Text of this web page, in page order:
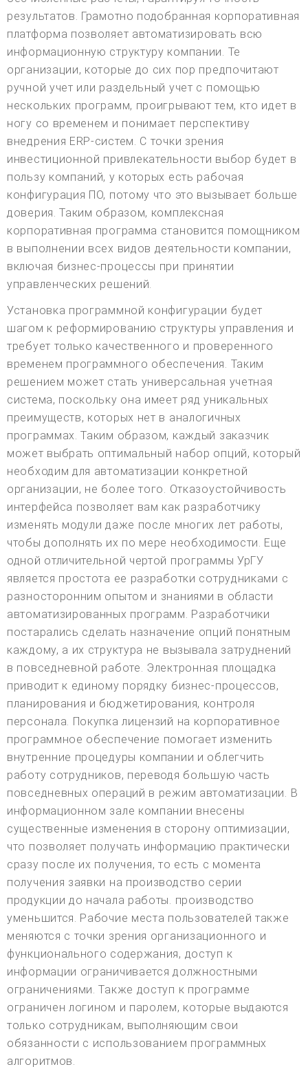
результатов. Грамотно подобранная корпоративная
платформа позволяет автоматизировать всю
информационную структуру компании. Те
организации, которые до сих пор предпочитают
ручной учет или раздельный учет с помощью
нескольких программ, проигрывают тем, кто идет в
ногу со временем и понимает перспективу
внедрения ERP-систем. С точки зрения
инвестиционной привлекательности выбор будет в
пользу компаний, у которых есть рабочая
конфигурация ПО, потому что это вызывает больше
доверия. Таким образом, комплексная
корпоративная программа становится помощником
в выполнении всех видов деятельности компании,
включая бизнес-процессы при принятии
управленческих решений.
Установка программной конфигурации будет
шагом к реформированию структуры управления и
требует только качественного и проверенного
временем программного обеспечения. Таким
решением может стать универсальная учетная
система, поскольку она имеет ряд уникальных
преимуществ, которых нет в аналогичных
программах. Таким образом, каждый заказчик
может выбрать оптимальный набор опций, который
необходим для автоматизации конкретной
организации, не более того. Отказоустойчивость
интерфейса позволяет вам как разработчику
изменять модули даже после многих лет работы,
чтобы дополнять их по мере необходимости. Еще
одной отличительной чертой программы УрГУ
является простота ее разработки сотрудниками с
разносторонним опытом и знаниями в области
автоматизированных программ. Разработчики
постарались сделать назначение опций понятным
каждому, а их структура не вызывала затруднений
в повседневной работе. Электронная площадка
приводит к единому порядку бизнес-процессов,
планирования и бюджетирования, контроля
персонала. Покупка лицензий на корпоративное
программное обеспечение помогает изменить
внутренние процедуры компании и облегчить
работу сотрудников, переводя большую часть
повседневных операций в режим автоматизации. В
информационном зале компании внесены
существенные изменения в сторону оптимизации,
что позволяет получать информацию практически
сразу после их получения, то есть с момента
получения заявки на производство серии
продукции до начала работы. производство
уменьшится. Рабочие места пользователей также
меняются с точки зрения организационного и
функционального содержания, доступ к
информации ограничивается должностными
ограничениями. Также доступ к программе
ограничен логином и паролем, которые выдаются
только сотрудникам, выполняющим свои
обязанности с использованием программных
алгоритмов.